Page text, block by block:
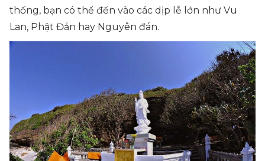
thống, bạn có thể đến vào các dịp lễ lớn như Vu
Lan, Phật Đản hay Nguyên đán.